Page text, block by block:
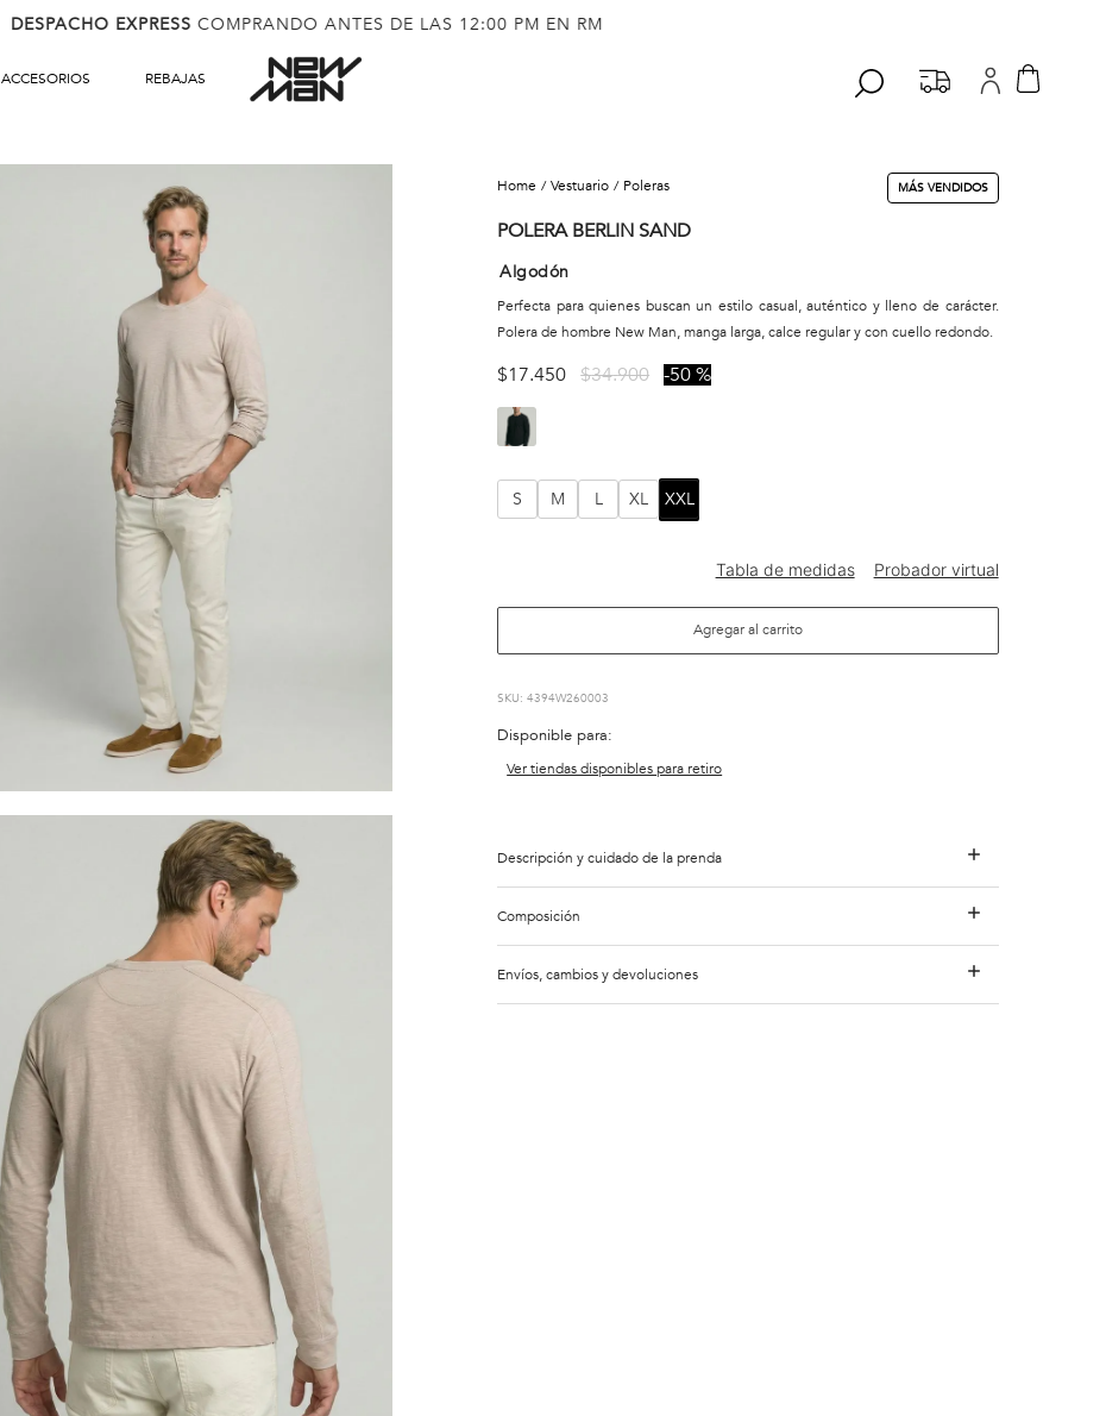
DESPACHO EXPRESS COMPRANDO ANTES DE LAS 12:00 PM EN RM
ACCESORIOS REBAJAS
vestuario poleras MÁS VENDIDOS
POLERA BERLIN SAND
Algodón
Perfecta para quienes buscan un estilo casual, auténtico y lleno de carácter.
Polera de hombre New Man, manga larga, calce regular y con cuello redondo.
$17.450 $34.900 50 %
S M L XL XXL
Agregar al carrito
:4394W260003
Disponible para:
Ver tiendas disponibles para retiro
Descripción y cuidado de la prenda
Composición
Envíos, cambios y devoluciones